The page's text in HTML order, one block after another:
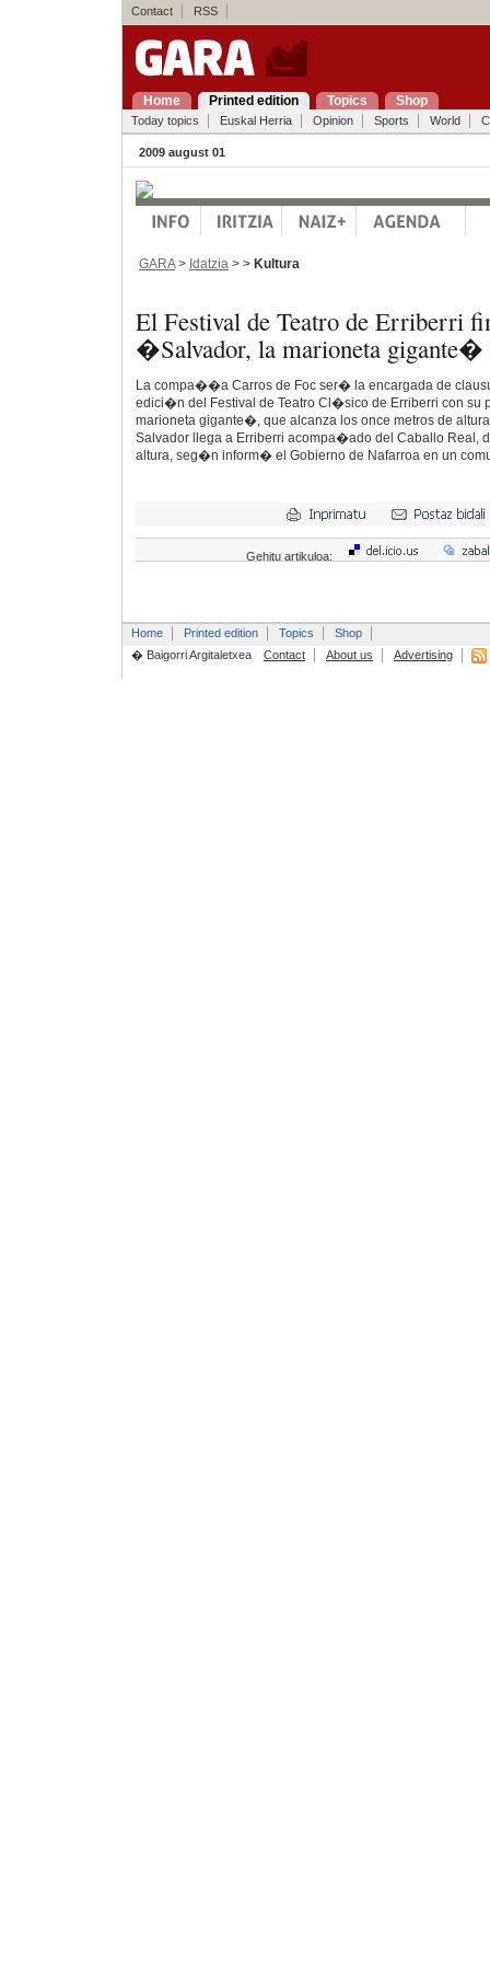
Contact RSS
Home Printed edition Topics Shop
Today topics Euskal Herria Opinion Sports World
2009 august 01
GARA> Idatzia > > Kultura
El Festival de Teatro de Erriberri
�Salvador, la marioneta gigante�
La compa��a Carros de Foc ser� la encargada de
edici�n del Festival de Teatro Cl�sico de Erriberri con
marioneta gigante�, que alcanza los once metros de
Salvador llega a Erriberri acompa�ado del Caballo Real,
altura, seg�n inform� el Gobierno de Nafarroa en un
Gehitu artikuloa:
Home Printed edition Topics
Shop
� Baigorri Argitaletxea
Contact About us Advertising